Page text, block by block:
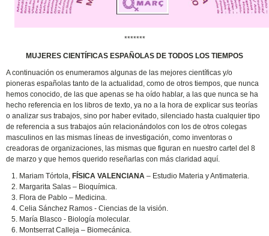
*******
MUJERES CIENTÍFICAS ESPAÑOLAS DE TODOS LOS TIEMPOS
A continuación os enumeramos algunas de las mejores científicas y/o
pioneras españolas tanto de la actualidad, como de otros tiempos, que nunca
hemos conocido, de las que apenas se ha oído hablar, a las que nunca se ha
hecho referencia en los libros de texto, ya no a la hora de explicar sus teorías
o analizar sus trabajos, sino por haber evitado, silenciado hasta cualquier tipo
de referencia a sus trabajos aún relacionándolos con los de otros colegas
masculinos en las mismas líneas de investigación, como inventoras o
creadoras de organizaciones, las mismas que figuran en nuestro cartel del 8
de marzo y que hemos querido reseñarlas con más claridad aquí.
Mariam Tórtola, FÍSICA VALENCIANA – Estudio Materia y Antimateria.
Margarita Salas – Bioquímica.
Flora de Pablo – Medicina.
Celia Sánchez Ramos - Ciencias de la visión.
María Blasco - Biología molecular.
Montserrat Calleja – Biomecánica.